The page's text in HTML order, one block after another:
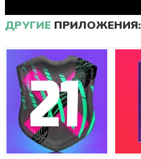
ДРУГИЕ ПРИЛОЖЕНИЯ: